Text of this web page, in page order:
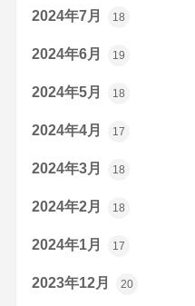
2024年7月 18
2024年6月 19
2024年5月 18
2024年4月 17
2024年3月 18
2024年2月 18
2024年1月 17
2023年12月 20